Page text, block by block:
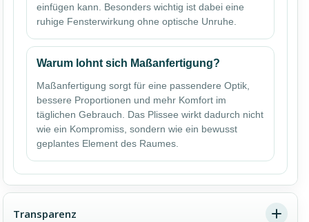
einfügen kann. Besonders wichtig ist dabei eine
ruhige Fensterwirkung ohne optische Unruhe.
Warum lohnt sich Maßanfertigung?
Maßanfertigung sorgt für eine passendere Optik,
bessere Proportionen und mehr Komfort im
täglichen Gebrauch. Das Plissee wirkt dadurch nicht
wie ein Kompromiss, sondern wie ein bewusst
geplantes Element des Raumes.
Transparenz